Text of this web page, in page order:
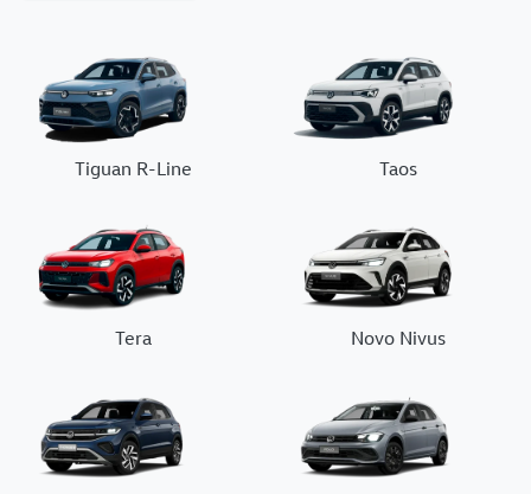
Tiguan R-Line Taos
Tera Novo Nivus